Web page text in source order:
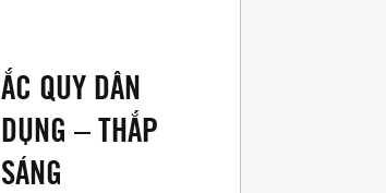
ẮC QUY DÂN
DỤNG – THẮP
SÁNG